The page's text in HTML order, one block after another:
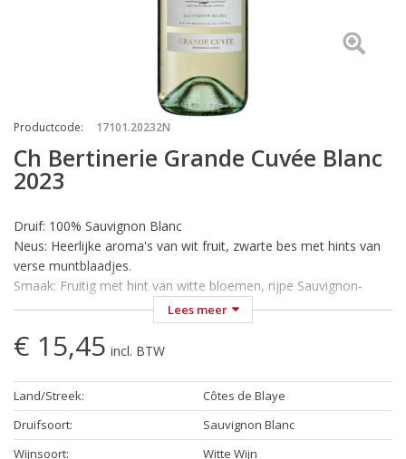
Productcode: 17101.20232N
Ch Bertinerie Grande Cuvée Blanc
2023
Druif: 100% Sauvignon Blanc
Neus: Heerlijke aroma's van wit fruit, zwarte bes met hints van
verse muntblaadjes.
Smaak: Fruitig met hint van witte bloemen, rijpe Sauvignon-
smaak, tropisch fruit.
Wijn-Spijs: Heerlijk bij oesters, diverse visgerechten, maar ook
bij schaal- en schelpdieren en natuurlijk asperges.
Temperatuur: Koel serveren bij 10-12 °C.
Een zuivere, frisse neus met aroma's van wit fruit, zwarte bes
met hints van verse muntblaadjes. In de mond, fruitig met hints
van witte bloemen, rijpe Sauvignon-smaak, tropisch fruit. Goede
Lees meer
€ 15,45 incl. BTW
Land/Streek:
Côtes de Blaye
Druifsoort:
Sauvignon Blanc
Wijnsoort:
Witte Wijn